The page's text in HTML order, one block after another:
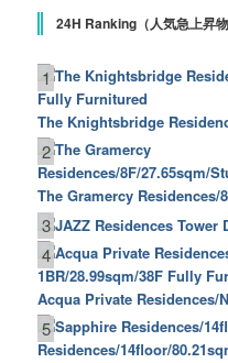
24H Ranking（人気急上昇物
1
The Knightsbridge
2
The Gramercy
3
4
Acqua Private Residences/
5
Residences/14floor/